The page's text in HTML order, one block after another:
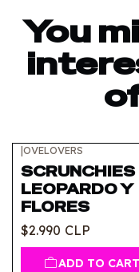
You
|OVELOVERS
SCRUNCHIES
LEOPARDO Y
FLORES
$2.990 CLP
ADD TO CART